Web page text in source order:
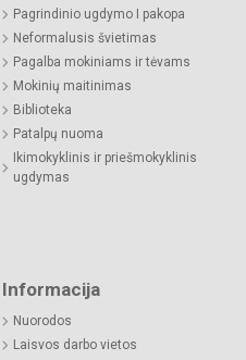
Pagrindinio ugdymo I pakopa
Neformalusis švietimas
Pagalba mokiniams ir tėvams
Mokinių maitinimas
Biblioteka
Patalpų nuoma
Ikimokyklinis ir priešmokyklinis
ugdymas
Informacija
Nuorodos
Laisvos darbo vietos